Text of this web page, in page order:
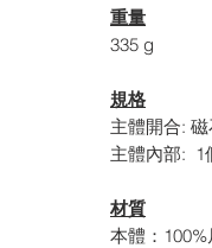
重量
335 g
規格
主體開合:
主體內部: 1
材質
本體：100%